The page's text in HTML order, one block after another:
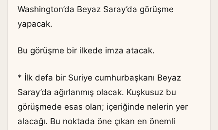
Washington’da Beyaz Saray’da görüşme
yapacak.
Bu görüşme bir ilkede imza atacak.
* İlk defa bir Suriye cumhurbaşkanı Beyaz
Saray’da ağırlanmış olacak. Kuşkusuz bu
görüşmede esas olan; içeriğinde nelerin yer
alacağı. Bu noktada öne çıkan en önemli